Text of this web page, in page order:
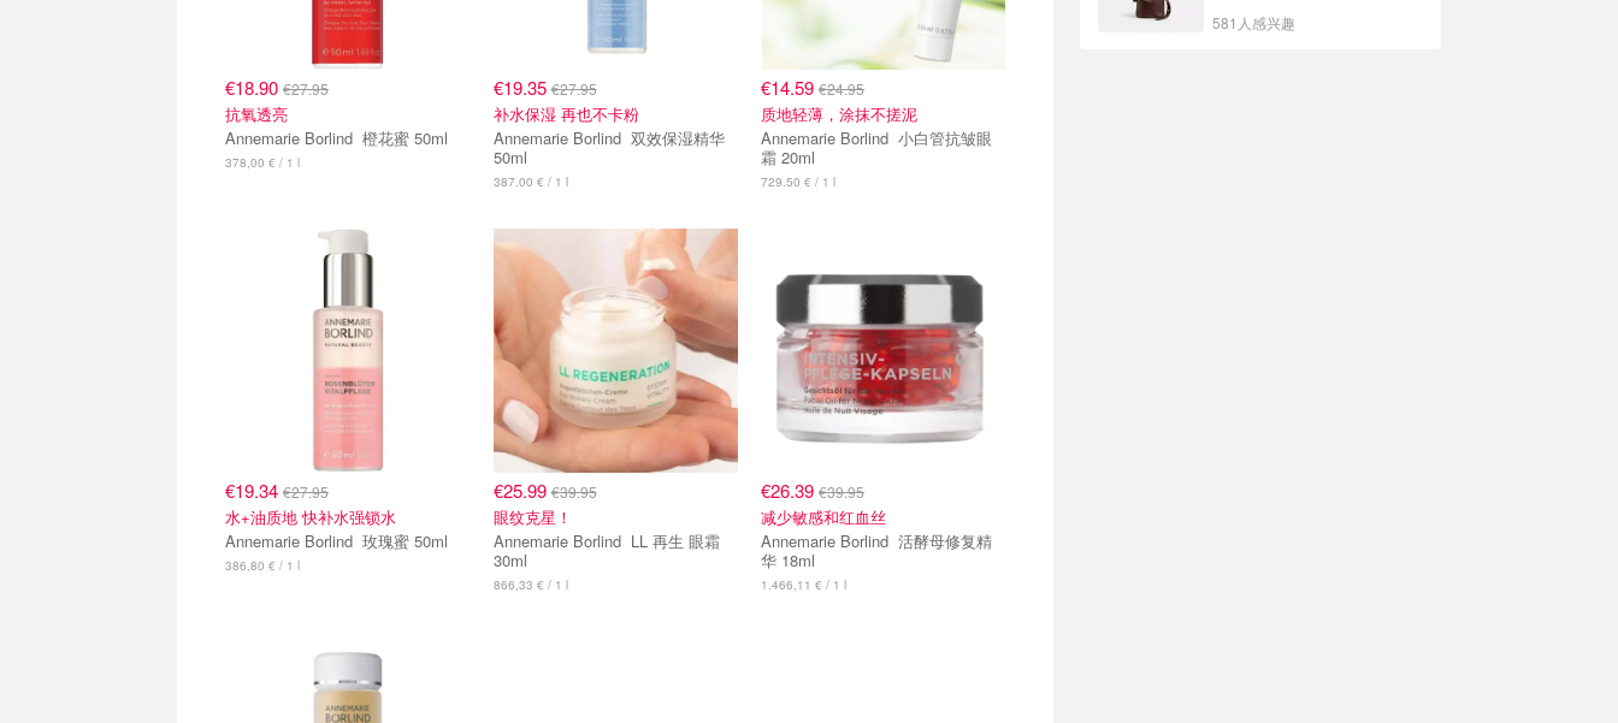
€18.90 €27.95
抗氧透亮
Annemarie Borlind 橙花蜜 50ml
378,00 € / 1 l
€19.35€27.95
补水保湿 再也不卡粉
Annemarie Borlind 双效保湿精华
50ml
387.00 € / 1 l
€14.59 €24.95
质地轻薄，涂抹不搓泥
Annemarie Borlind 小白管抗皱眼
霜 20ml
729.50 € / 1 l
€19.34 €27.95
水+油质地 快补水强锁水
Annemarie Borlind 玫瑰蜜 50ml
386,80 € / 1 l
€25.99€39.95
眼纹克星！
Annemarie Borlind LL 再生 眼霜
30ml
866,33 € / 1 l
€26.39 €39.95
减少敏感和红血丝
Annemarie Borlind 活酵母修复精
华 18ml
1.466,11 € / 1 l
581人感兴趣